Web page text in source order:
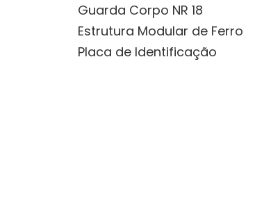
Guarda Corpo NR 18
Estrutura Modular de Ferro
Placa de Identificação